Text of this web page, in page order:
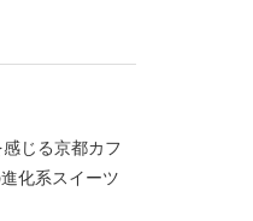
じる京都カフ
化系スイーツ